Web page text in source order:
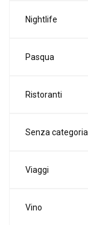
Nightlife
Pasqua
Ristoranti
Senza categoria
Viaggi
Vino